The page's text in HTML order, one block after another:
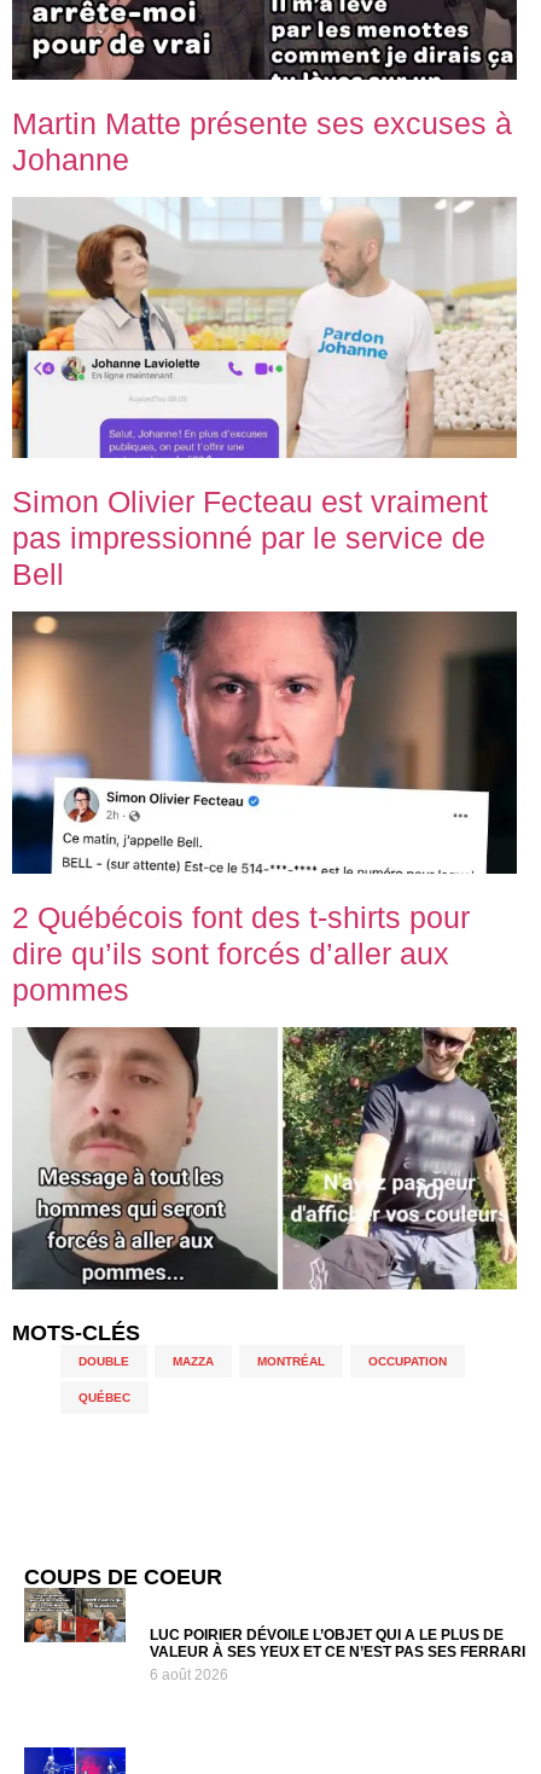
Martin Matte présente ses excuses à
Johanne
Simon Olivier Fecteau est vraiment
pas impressionné par le service de
Bell
2 Québécois font des t-shirts pour
dire qu’ils sont forcés d’aller aux
pommes
MOTS-CLÉS
DOUBLE MAZZA MONTRÉAL OCCUPATION
QUÉBEC
COUPS DE COEUR
LUC POIRIER DÉVOILE L’OBJET QUI A LE PLUS DE
VALEUR À SES YEUX ET CE N’EST PAS SES FERRARI
6 août 2026